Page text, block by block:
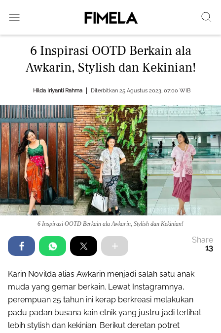
6 Inspirasi OOTD Berkain ala
Awkarin, Stylish dan Kekinian!
Hilda Iriyanti Rahma Diterbitkan 25 Agustus 2023, 07:00 WIB
6 Inspirasi OOTD Berkain ala Awkarin, Stylish dan Kekinian!
Share
13
Karin Novilda alias Awkarin menjadi salah satu anak
muda yang gemar berkain. Lewat Instagramnya,
perempuan 25 tahun ini kerap berkreasi melakukan
padu padan busana kain etnik yang justru jadi terlihat
lebih stylish dan kekinian. Berikut deretan potret